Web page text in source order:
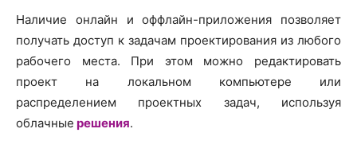
Наличие онлайн и оффлайн-приложения позволяет
получать доступ к задачам проектирования из любого
рабочего места. При этом можно редактировать
проект на локальном компьютере или
распределением проектных задач, используя
облачные решения.